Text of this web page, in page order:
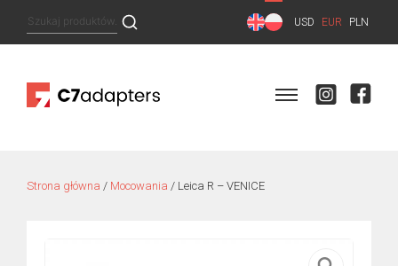
Szukaj: USD EUR PLN
Strona główna / Mocowania / Leica R – VENICE